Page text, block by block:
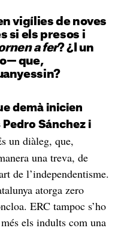
vigílies de noves
si els presos i
a fer? ¿I un
que,
demà inicien
Sánchez i
un diàleg, que,
una treva, de
de l’independentisme.
atorga zero
ERC tampoc s’ho
els indults com una